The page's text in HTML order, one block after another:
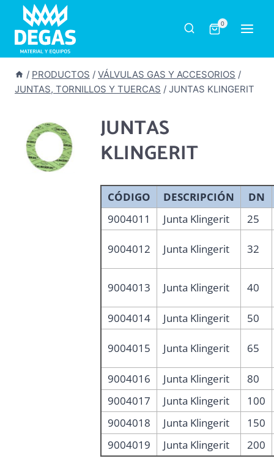
Saltar
contenido
0
/ PRODUCTOS / VÁLVULAS GAS Y ACCESORIOS /
JUNTAS, TORNILLOS Y TUERCAS / JUNTAS KLINGERIT
JUNTAS
KLINGERIT
CÓDIGO DESCRIPCIÓN
DN
9004011
Junta Klingerit 25
9004012 Junta Klingerit 32
9004013 Junta Klingerit 40
9004014 Junta Klingerit 50
9004015 Junta Klingerit 65
9004016 Junta Klingerit
80
9004017
Junta Klingerit
100
9004018
Junta Klingerit
150
9004019
Junta Klingerit 200